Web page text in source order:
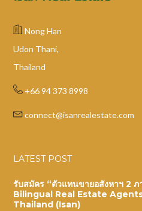
Nong Han
Udon Thani,
Thailand
+66 94 373 8998
connect@isanrealestate.com
LATEST POST
รับสมัคร “ตัวแทนขายอสังหาฯ 2 ภ
Bilingual Real Estate
Thailand (Isan)